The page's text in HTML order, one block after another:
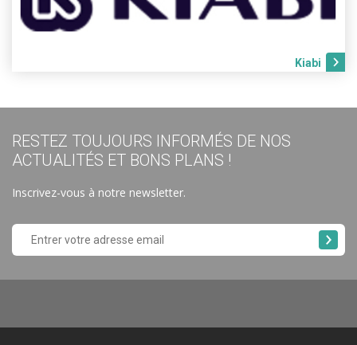
Kiabi
RESTEZ TOUJOURS INFORMÉS DE NOS
ACTUALITÉS ET BONS PLANS !
Inscrivez-vous à notre newsletter.